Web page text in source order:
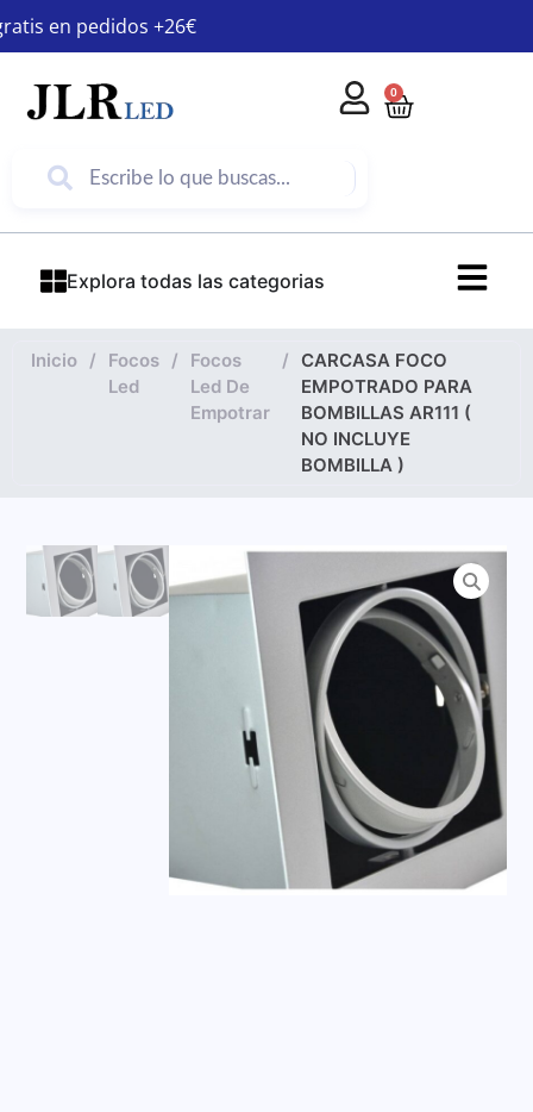
en pedidos +26€
0
Explora todas las categorias
Inicio /
Focos
Led
/
Focos
Led De
Empotrar
/ CARCASA FOCO
EMPOTRADO PARA
BOMBILLAS AR111 (
NO INCLUYE
BOMBILLA )